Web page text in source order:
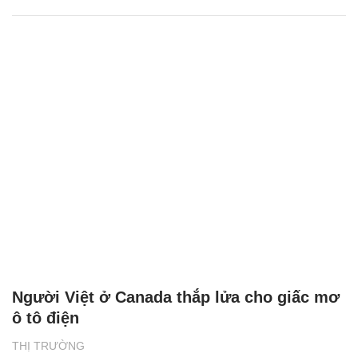
THỊ TRƯỜNG
Người Việt ở Canada thắp lửa cho giấc mơ
ô tô điện